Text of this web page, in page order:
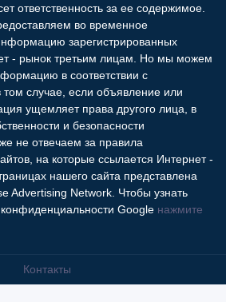
ответственность за ее содержимое.
во временное
зарегистрированных
- рынок третьим лицам. Но мы можем
в соответствии с
том случае, если объявление или
ущемляет права другого лица, в
и безопасности
не отвечаем за правила
на которые ссылается Интернет -
нашего сайта представлена
Advertising Network. Чтобы узнать
Google нажмите
Контакты